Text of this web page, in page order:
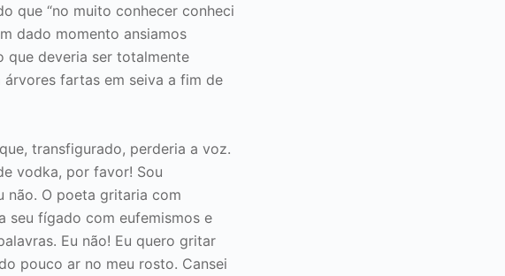
que “no muito conhecer conheci
dado momento ansiamos
que deveria ser totalmente
fartas em seiva a fim de
transfigurado, perderia a voz.
vodka, por favor! Sou
não. O poeta gritaria com
seu fígado com eufemismos e
Eu não! Eu quero gritar
pouco ar no meu rosto. Cansei